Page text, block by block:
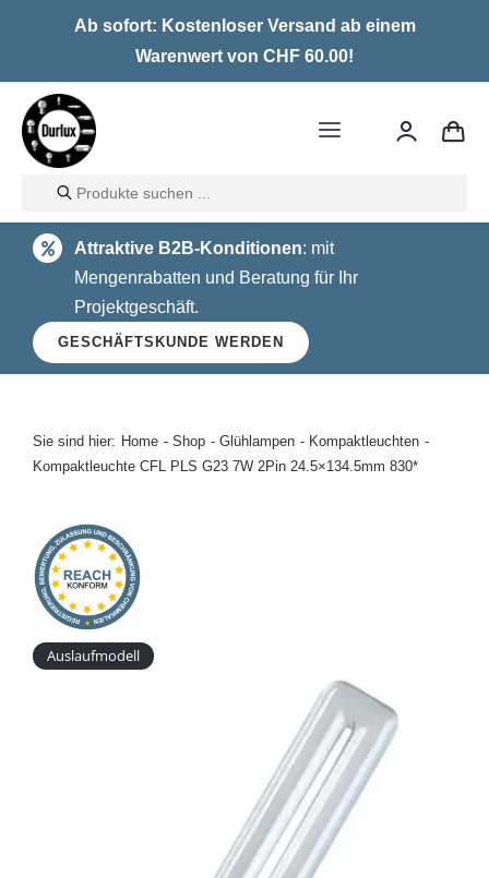
Ab sofort: Kostenloser Versand ab einem
Warenwert von CHF 60.00!
Toggle
Home
LED
Halogen
Glühlampen
Kontakt
Products
search
Attraktive B2B-Konditionen: mit
Mengenrabatten und Beratung für Ihr
Projektgeschäft.
GESCHÄFTSKUNDE WERDEN
Sie sind hier: Home Shop Glühlampen
Kompaktleuchten
Kompaktleuchte CFL PLS G23 7W 2Pin 24.5×134.5mm 830*
Auslaufmodell